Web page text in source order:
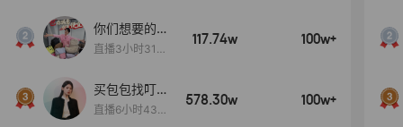
你们想要的
包！终于来
意！
直播3小时31分
117.74w 100w+
买包包找叮
当,一折购！
直播6小时43分
578.30w 100w+